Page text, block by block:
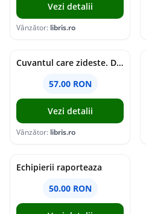
Vezi detalii
Vânzător: libris.ro
Cuvantul care zideste. Dialoguri - Vartan Arachelian
57.00 RON
Vezi detalii
Vânzător: libris.ro
Echipierii raporteaza
50.00 RON